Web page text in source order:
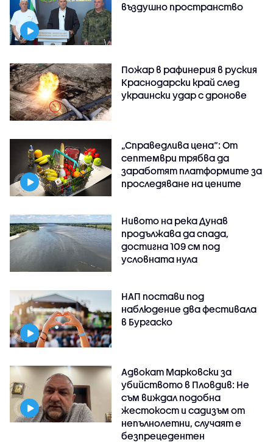
въздушно пространство
Пожар в рафинерия в руския
Краснодарски край след
украински удар с дронове
„Справедлива цена“: От
септември трябва да
заработят платформите за
проследяване на цените
Нивото на река Дунав
продължава да спада,
достигна 109 см под
условната нула
НАП постави под
наблюдение два фестивала
в Бургаско
Адвокат Марковски за
убийството в Пловдив: Не
съм виждал подобна
жестокост и садизъм от
непълнолетни, случаят е
безпрецедентен